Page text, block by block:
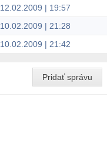
12.02.2009 | 19:57
10.02.2009 | 21:28
10.02.2009 | 21:42
Pridať správu